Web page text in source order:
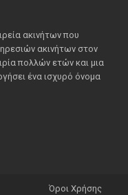
ακινήτων που
ακινήτων στον
πολλών ετών και μια
ένα ισχυρό όνομα
Όροι Χρήσης